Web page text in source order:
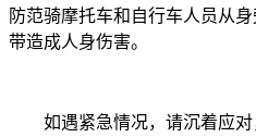
防范骑摩托车和自行车人员从
带造成人身伤害。
如遇紧急情况，请沉着应对